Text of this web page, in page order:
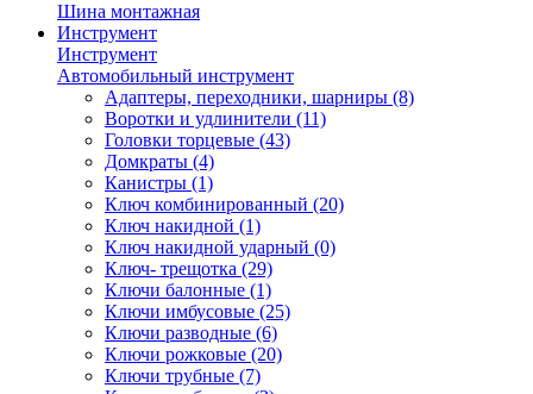
Шина монтажная
Инструмент
Инструмент
Автомобильный инструмент
Адаптеры, переходники, шарниры (8)
Воротки и удлинители (11)
Головки торцевые (43)
Домкраты (4)
Канистры (1)
Ключ комбинированный (20)
Ключ накидной (1)
Ключ накидной ударный (0)
Ключ- трещотка (29)
Ключи балонные (1)
Ключи имбусовые (25)
Ключи разводные (6)
Ключи рожковые (20)
Ключи трубные (7)